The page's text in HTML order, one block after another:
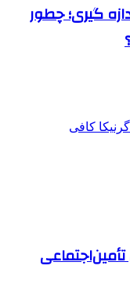
گیری؛ چطور
کافی